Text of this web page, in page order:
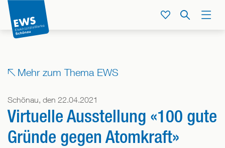
Direkt
zum
Inhalt
Menü
Suche
Service
Mehr zum Thema EWS
Schönau, den 22.04.2021
Virtuelle Ausstellung «100 gute
Gründe gegen Atomkraft»